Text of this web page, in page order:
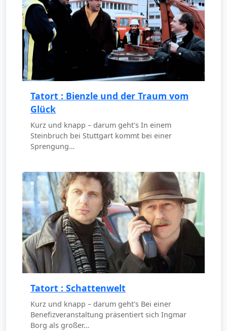
Tatort : Bienzle und der Traum vom
Glück
Kurz und knapp – darum geht's In einem
Steinbruch bei Stuttgart kommt bei einer
Sprengung…
Tatort : Schattenwelt
Kurz und knapp – darum geht's Bei einer
Benefizveranstaltung präsentiert sich Ingmar
Borg als großer…